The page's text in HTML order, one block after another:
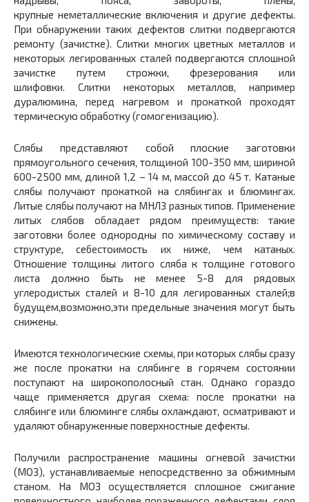
крупные неметаллические включения и другие дефекты.
При обнаружении таких дефектов слитки подвергаются
ремонту (зачистке). Слитки многих цветных металлов и
некоторых легированных сталей подвергаются сплошной
зачистке путем строжки, фрезерования или
шлифовки. Слитки некоторых металлов, например
дуралюмина, перед нагревом и прокаткой проходят
термическую обработку (гомогенизацию).
Слябы представляют собой плоские заготовки
прямоугольного сечения, толщиной 100-350 мм, шириной
600-2500 мм, длиной 1,2 – 14 м, массой до 45 т. Катаные
слябы получают прокаткой на слябингах и блюмингах.
Литые слябы получают на МНЛЗ разных типов. Применение
литых слябов обладает рядом преимуществ: такие
заготовки более однородны по химическому составу и
структуре, себестоимость их ниже, чем катаных.
Отношение толщины литого сляба к толщине готового
листа должно быть не менее 5-8 для рядовых
углеродистых сталей и 8-10 для легированных сталей;в
будущем,возможно,эти предельные значения могут быть
снижены.
Имеются технологические схемы, при которых слябы сразу
же после прокатки на слябинге в горячем состоянии
поступают на широкополосный стан. Однако гораздо
чаще применяется другая схема: после прокатки на
слябинге или блюминге слябы охлаждают, осматривают и
удаляют обнаруженные поверхностные дефекты.
Получили распространение машины огневой зачистки
(МОЗ), устанавливаемые непосредственно за обжимным
станом. На МОЗ осуществляется сплошное сжигание